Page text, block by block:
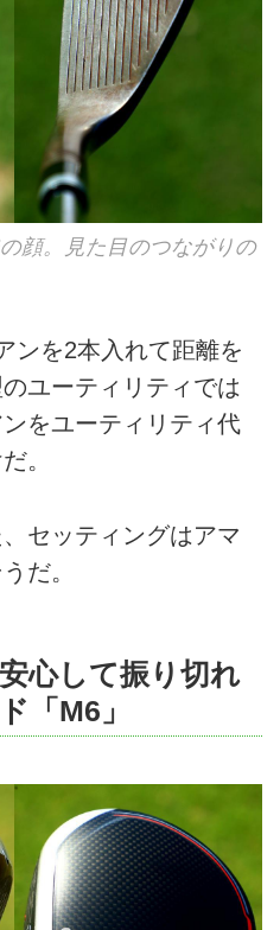
顔。見た目のつながりの
ンを2本入れて距離を
ユーティリティでは
をユーティリティ代
。
セッティングはアマ
だ。
心して振り切れ
「M6」